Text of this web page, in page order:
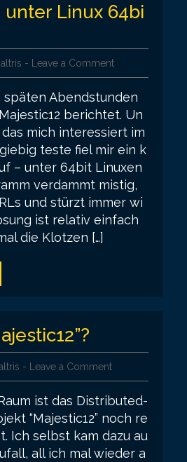
unter Linux 64bi
- Leave a Comment
späten Abendstunden
berichtet. Un
mich interessiert im
teste fiel mir ein k
– unter 64bit Linuxen
verdammt mistig,
und stürzt immer wi
ist relativ einfach
die Klotzen […]
- Leave a Comment
ist das Distributed-
“Majestic12” noch re
Ich selbst kam dazu au
all ich mal wieder a